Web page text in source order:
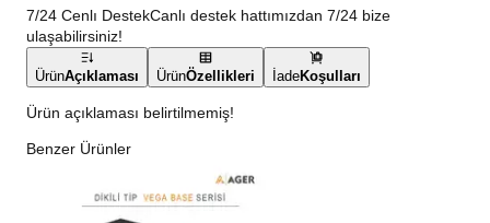
7/24 Cenlı DestekCanlı destek hattımızdan 7/24 bize
ulaşabilirsiniz!
ÜrünAçıklaması ÜrünÖzellikleri İadeKoşulları
Ürün açıklaması belirtilmemiş!
Benzer Ürünler